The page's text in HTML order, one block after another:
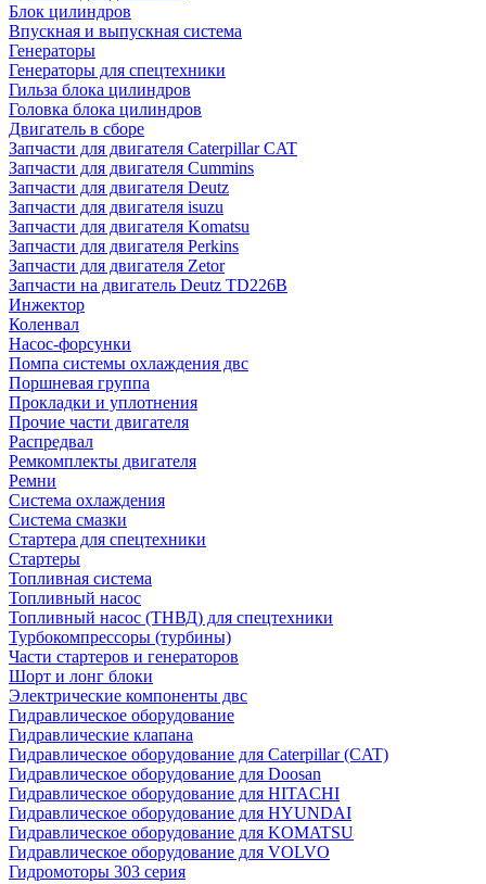
Блок цилиндров
Впускная и выпускная система
Генераторы
Генераторы для спецтехники
Гильза блока цилиндров
Головка блока цилиндров
Двигатель в сборе
Запчасти для двигателя Caterpillar CAT
Запчасти для двигателя Cummins
Запчасти для двигателя Deutz
Запчасти для двигателя isuzu
Запчасти для двигателя Komatsu
Запчасти для двигателя Perkins
Запчасти для двигателя Zetor
Запчасти на двигатель Deutz TD226B
Инжектор
Коленвал
Насос-форсунки
Помпа системы охлаждения двс
Поршневая группа
Прокладки и уплотнения
Прочие части двигателя
Распредвал
Ремкомплекты двигателя
Ремни
Система охлаждения
Система смазки
Стартера для спецтехники
Стартеры
Топливная система
Топливный насос
Топливный насос (ТНВД) для спецтехники
Турбокомпрессоры (турбины)
Части стартеров и генераторов
Шорт и лонг блоки
Электрические компоненты двс
Гидравлическое оборудование
Гидравлические клапана
Гидравлическое оборудование для Caterpillar (CAT)
Гидравлическое оборудование для Doosan
Гидравлическое оборудование для HITACHI
Гидравлическое оборудование для HYUNDAI
Гидравлическое оборудование для KOMATSU
Гидравлическое оборудование для VOLVO
Гидромоторы 303 серия